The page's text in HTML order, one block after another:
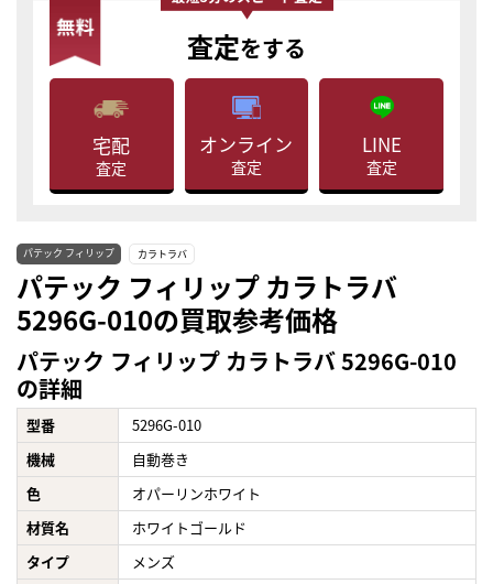
査定をする
宅配
査定
オンライン
査定
LINE
査定
パテック フィリップ カラトラバ
パテック フィリップ カラトラバ
5296G-010の買取参考価格
パテック フィリップ カラトラバ 5296G-010
の詳細
型番
5296G-010
機械
自動巻き
色
オパーリンホワイト
材質名
ホワイトゴールド
タイプ
メンズ